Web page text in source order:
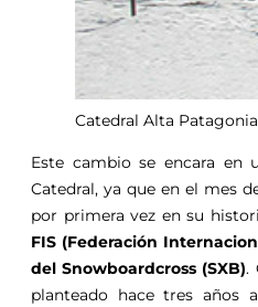
Catedral Alta Patagonia
Este cambio se encara en
Catedral, ya que en el mes
por primera vez en su
FIS (Federación
del Snowboardcross (SXB).
planteado hace tres años